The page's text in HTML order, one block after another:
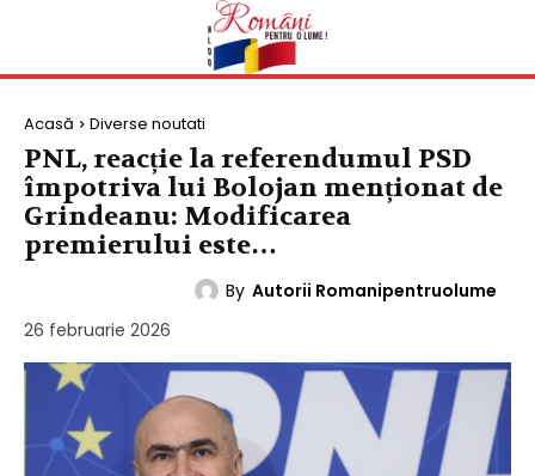
Acasă Diverse noutati
PNL, reacție la referendumul PSD
împotriva lui Bolojan menționat de
Grindeanu: Modificarea
premierului este…
By Autorii Romanipentruolume
26 februarie 2026